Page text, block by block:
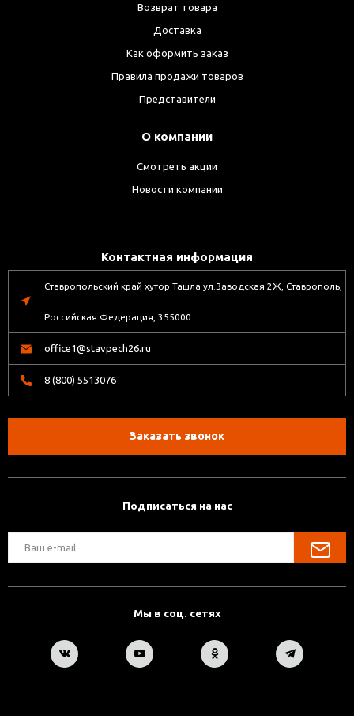
Возврат товара
Доставка
Как оформить заказ
Правила продажи товаров
Представители
О компании
Смотреть акции
Новости компании
Контактная информация
Ставропольский край хутор Ташла ул.Заводская 2Ж, Ставрополь,
Российская Федерация, 355000
office1@stavpech26.ru
8 (800) 5513076
Заказать звонок
Подписаться на нас
Мы в соц. сетях